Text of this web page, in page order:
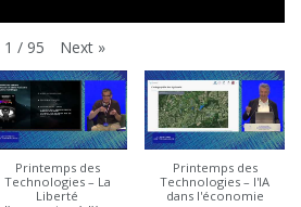
1 / 95 Next »
Printemps des
Technologies – La
Liberté
Printemps des
Technologies – l'IA
dans l'économie